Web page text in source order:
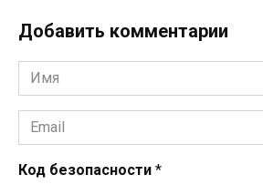
Добавить комментарии
Имя
*
Email
*
Код безопасности *